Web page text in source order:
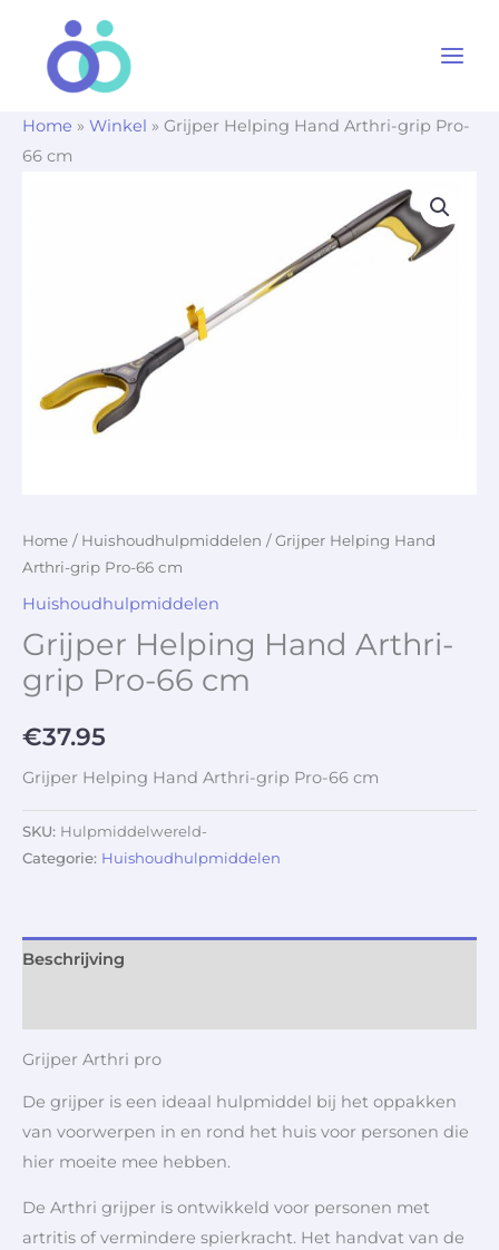
Home » Winkel » Grijper Helping Hand Arthri-grip Pro-
66 cm
Home / Huishoudhulpmiddelen / Grijper Helping Hand
Arthri-grip Pro-66 cm
Huishoudhulpmiddelen
Grijper Helping Hand Arthri-
grip Pro-66 cm
€37.95
Grijper Helping Hand Arthri-grip Pro-66 cm
SKU: Hulpmiddelwereld-
Categorie: Huishoudhulpmiddelen
Beschrijving
Grijper Arthri pro
De grijper is een ideaal hulpmiddel bij het oppakken
van voorwerpen in en rond het huis voor personen die
hier moeite mee hebben.
De Arthri grijper is ontwikkeld voor personen met
artritis of vermindere spierkracht. Het handvat van de